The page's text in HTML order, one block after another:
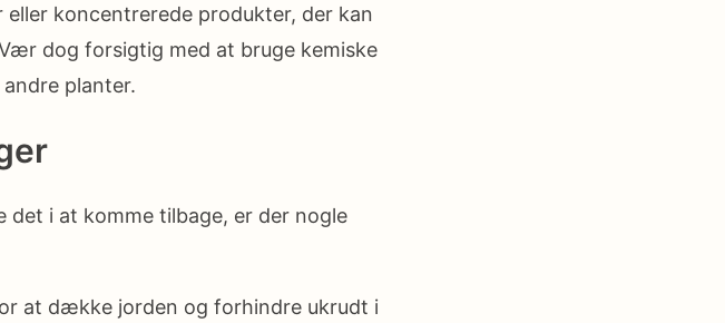
koncentrerede produkter, der kan
dog forsigtig med at bruge kemiske
planter.
i at komme tilbage, er der nogle
at dække jorden og forhindre ukrudt i